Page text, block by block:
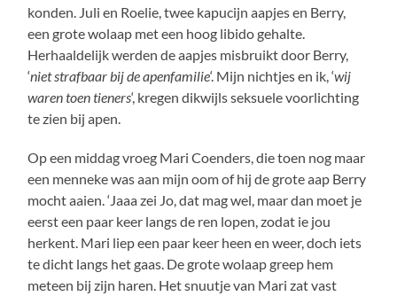
konden. Juli en Roelie, twee kapucijn aapjes en Berry,
een grote wolaap met een hoog libido gehalte.
Herhaaldelijk werden de aapjes misbruikt door Berry,
‘niet strafbaar bij de apenfamilie‘. Mijn nichtjes en ik, ‘wij
waren toen tieners‘, kregen dikwijls seksuele voorlichting
te zien bij apen.
Op een middag vroeg Mari Coenders, die toen nog maar
een menneke was aan mijn oom of hij de grote aap Berry
mocht aaien. ‘Jaaa zei Jo, dat mag wel, maar dan moet je
eerst een paar keer langs de ren lopen, zodat ie jou
herkent. Mari liep een paar keer heen en weer, doch iets
te dicht langs het gaas. De grote wolaap greep hem
meteen bij zijn haren. Het snuutje van Mari zat vast